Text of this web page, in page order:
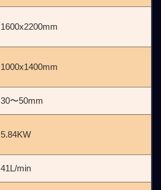
1600x2200mm
1000x1400mm
30〜50mm
5.84KW
41L/min